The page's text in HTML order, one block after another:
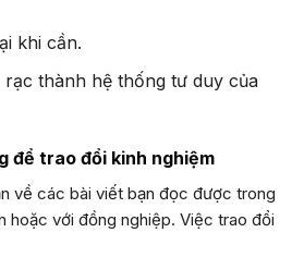
khi cần.
thành hệ thống tư duy của
để trao đổi kinh nghiệm
về các bài viết bạn đọc được trong
hoặc với đồng nghiệp. Việc trao đổi